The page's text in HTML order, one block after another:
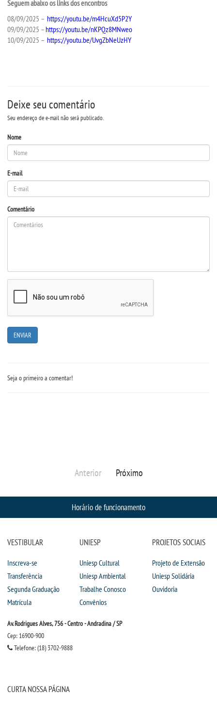
UNIESP NEWS
PDI
LOGIN
PORTAL DE ALUNOS
CONTATO
OUVIDORIA
Seguem abaixo os links dos encontros
08/09/2025 – https://youtu.be/m4HcuXd5P2Y
09/09/2025 – https://youtu.be/nKPQz8MNweo
10/09/2025 – https://youtu.be/UvgZbNeUzHY
Deixe seu comentário
Seu endereço de e-mail não será publicado.
Nome
E-mail
Comentário
Seja o primeiro a comentar!
Anterior Próximo
Horário de funcionamento
VESTIBULAR
Inscreva-se
Transferência
Segunda Graduação
Matrícula
UNIESP
Uniesp Cultural
Uniesp Ambiental
Trabalhe Conosco
Convênios
PROJETOS SOCIAIS
Projeto de Extensão
Uniesp Solidária
Ouvidoria
Av. Rodrigues Alves, 756 - Centro - Andradina / SP
Cep: 16900-900
Telefone: (18) 3702-9888
CURTA NOSSA PÁGINA